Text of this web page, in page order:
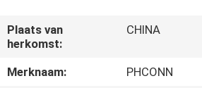
ONS
FABRIEKSREIS
Plaats van
herkomst:
CHINA
Merknaam:
PHCONN